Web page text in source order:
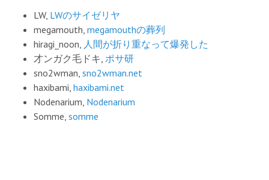
LW, LWのサイゼリヤ
megamouth, megamouthの葬列
hiragi_noon, 人間が折り重なって爆発した
才ンガク毛ドキ, ポサ研
sno2wman, sno2wman.net
haxibami, haxibami.net
Nodenarium, Nodenarium
Somme, somme